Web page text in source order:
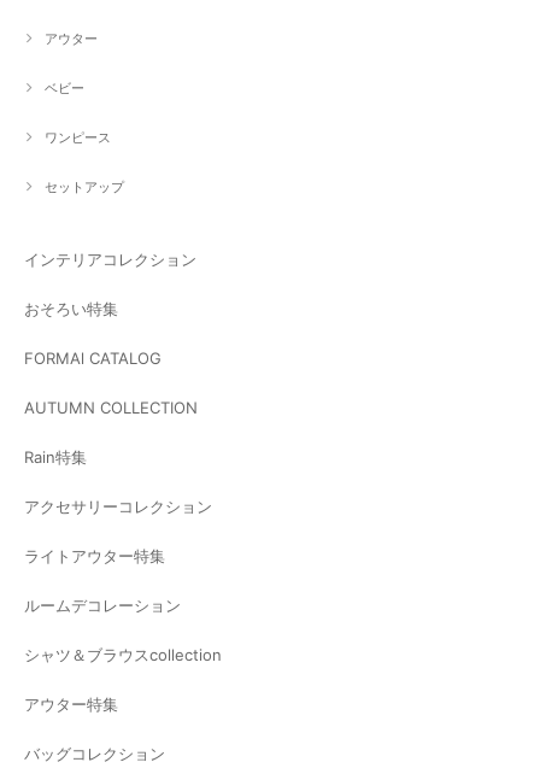
アウター
ベビー
ワンピース
セットアップ
インテリアコレクション
おそろい特集
FORMAl CATALOG
AUTUMN COLLECTION
Rain特集
アクセサリーコレクション
ライトアウター特集
ルームデコレーション
シャツ＆ブラウスcollection
アウター特集
バッグコレクション